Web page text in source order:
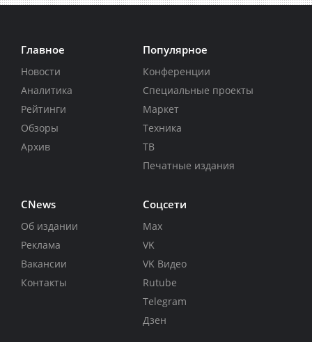
Главное
Новости
Аналитика
Рейтинги
Обзоры
Архив
Популярное
Конференции
Специальные проекты
Маркет
Техника
ТВ
Печатные издания
CNews
Об издании
Реклама
Вакансии
Контакты
Соцсети
Max
VK
VK Видео
Rutube
Telegram
Дзен